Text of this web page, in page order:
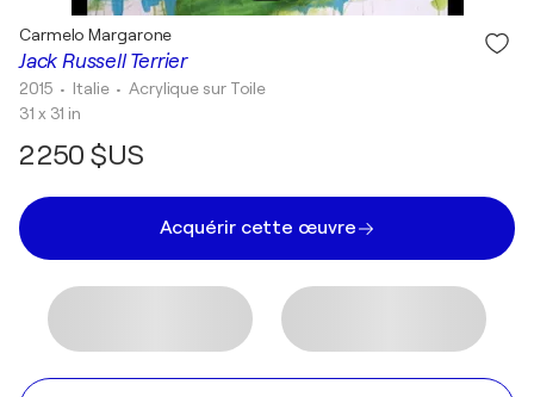
Jack Russell Terrier
Carmelo Margarone
2015 • Italie •Acrylique sur Toile
31 x 31 in
2 250 $US
Acquérir cette œuvre